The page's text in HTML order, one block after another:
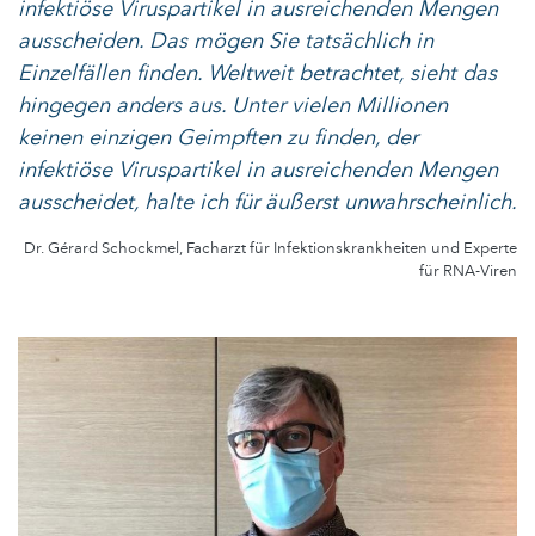
infektiöse Viruspartikel in ausreichenden Mengen
ausscheiden. Das mögen Sie tatsächlich in
Einzelfällen finden. Weltweit betrachtet, sieht das
hingegen anders aus. Unter vielen Millionen
keinen einzigen Geimpften zu finden, der
infektiöse Viruspartikel in ausreichenden Mengen
ausscheidet, halte ich für äußerst unwahrscheinlich.
Dr. Gérard Schockmel, Facharzt für Infektionskrankheiten und Experte
für RNA-Viren